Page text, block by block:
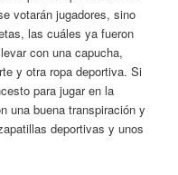
votarán jugadores, sino
las cuáles ya fueron
con una capucha,
y otra ropa deportiva. Si
para jugar en la
una buena transpiración y
deportivas y unos